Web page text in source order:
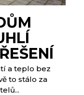
a teplo bez
to stálo za